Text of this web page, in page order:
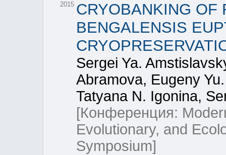
2015 CRYOBANKING OF
BENGALENSIS
Sergei Ya.
Abramova, Eugeny
Tatyana N. Igonina,
[Конференция:
Evolutionary, and
Symposium]